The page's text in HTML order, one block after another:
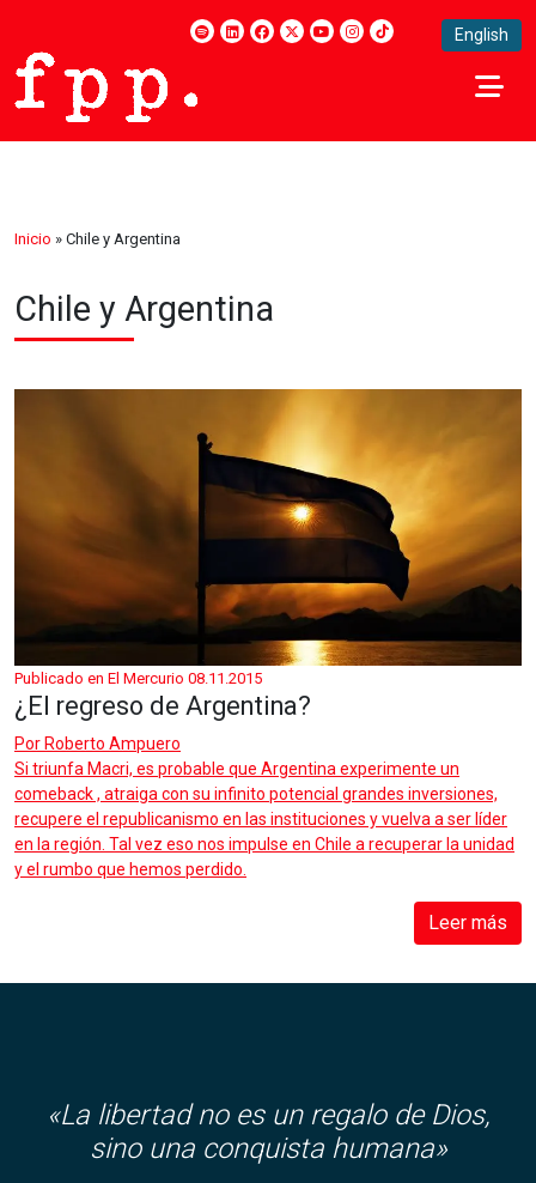
English
Inicio » Chile y Argentina
Chile y Argentina
Publicado en El Mercurio 08.11.2015
¿El regreso de Argentina?
Por Roberto Ampuero
Si triunfa Macri, es probable que Argentina experimente un
comeback , atraiga con su infinito potencial grandes inversiones,
recupere el republicanismo en las instituciones y vuelva a ser líder
en la región. Tal vez eso nos impulse en Chile a recuperar la unidad
y el rumbo que hemos perdido.
Leer más
«La libertad no es un regalo de Dios,
sino una conquista humana»